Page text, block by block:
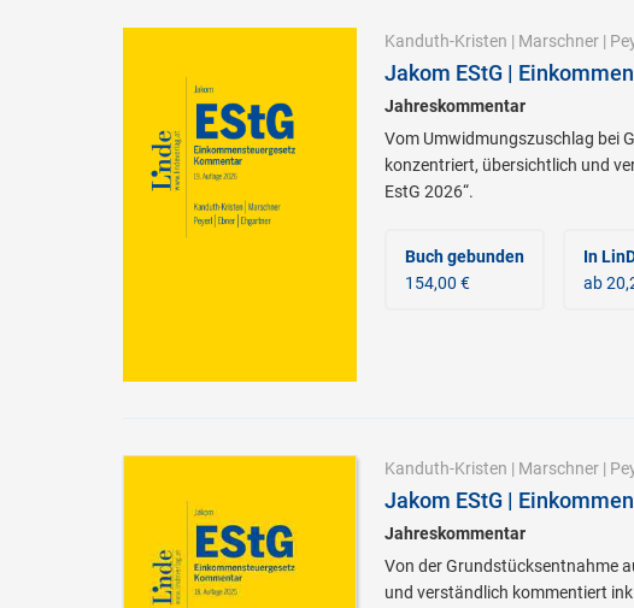
Kanduth-Kristen | Marschner|
Jakom EStG |
Jahreskommentar
Vom Umwidmungszuschlag bei
konzentriert, übersichtlich und
EstG 2026“.
Buch gebunden
154,00 €
In
ab
Kanduth-Kristen | Marschner|
Jakom EStG |
Jahreskommentar
Von der Grundstücksentnahme
und verständlich kommentiert